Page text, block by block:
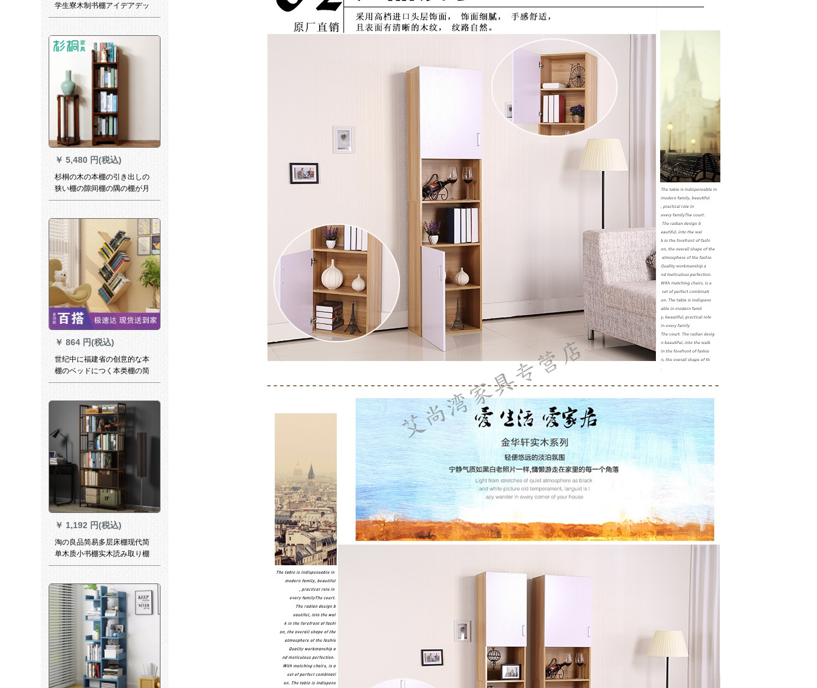
学生寮木制书棚アイデアデッ
クボックス90 cm高*22 cm深
￥ 5,480 円(税込)
杉桐の木の本棚の引き出しの
狭い棚の隙间棚の隅の棚が月
极天井を覆っています。
￥ 864 円(税込)
世纪中に福建省の创意的な本
棚のベッドにつく本类棚の简
易书棚の棚の饰り棚の7阶の浅
￥ 1,192 円(税込)
淘の良品简易多层床棚现代简
单木质小书棚实木読み取り棚
の上に収纳棚中国式収纳棚の
段80长